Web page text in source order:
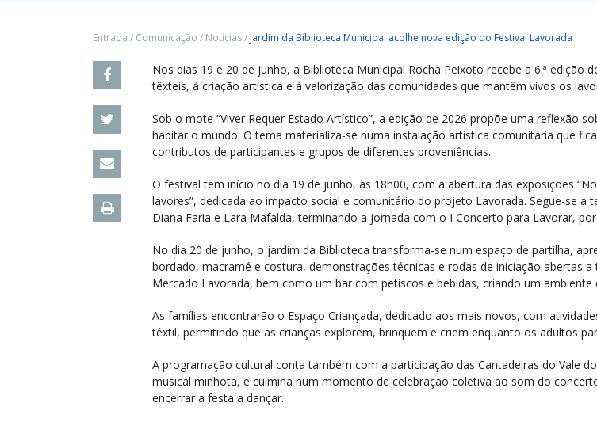
Entrada / Comunicação / Notícias/Jardim da Biblioteca Municipal acolhe nova edição do Festival Lavorada
Nos dias 19 e 20 de junho, a Biblioteca Municipal Rocha Peixoto recebe a 6.ª edição
têxteis, à criação artística e à valorização das comunidades que mantêm vivos os
Sob o mote “Viver Requer Estado Artístico”, a edição de 2026 propõe uma reflexão
habitar o mundo. O tema materializa-se numa instalação artística comunitária que
contributos de participantes e grupos de diferentes proveniências.
O festival tem início no dia 19 de junho, às 18h00, com a abertura das exposições
lavores”, dedicada ao impacto social e comunitário do projeto Lavorada. Segue-se a
Diana Faria e Lara Mafalda, terminando a jornada com o I Concerto para Lavorar, por
No dia 20 de junho, o jardim da Biblioteca transforma-se num espaço de partilha,
bordado, macramé e costura, demonstrações técnicas e rodas de iniciação abertas
Mercado Lavorada, bem como um bar com petiscos e bebidas, criando um
As famílias encontrarão o Espaço Criançada, dedicado aos mais novos, com
têxtil, permitindo que as crianças explorem, brinquem e criem enquanto os adultos
A programação cultural conta também com a participação das Cantadeiras do Vale
musical minhota, e culmina num momento de celebração coletiva ao som do
encerrar a festa a dançar.